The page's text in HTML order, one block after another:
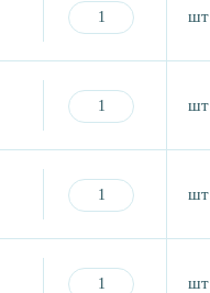
шт
шт
шт
шт